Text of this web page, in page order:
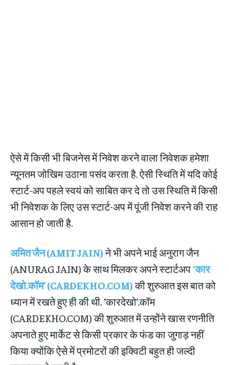
ऐसे में किसी भी बिजनेस में निवेश करने वाला निवेशक हमेशा
न्यूनतम जोखिम उठाना पसंद करता है. ऐसी स्थिति में यदि कोई
स्टार्ट-अप पहले स्वयं को साबित कर दे तो उस स्थिति में किसी
भी निवेशक के लिए उस स्टार्ट-अप में पूंजी निवेश करने की राह
आसान हो जाती है.
अमित जैन (AMIT JAIN)ने भी अपने भाई अनुराग जैन
(ANURAG JAIN) के साथ मिलकर अपने स्टार्टअप ‘कार
देखो.कॉम’ (CARDEKHO.COM)की शुरुआत इस बात को
ध्यान में रखते हुए ही की थी. ‘कारदेखो’.कॉम
(CARDEKHO.COM) की शुरुआत में उन्होंने खास रणनीति
अपनाते हुए मार्केट से किसी प्रकार के फंड का जुगाड़ नहीं
किया क्योंकि ऐसे में प्रमोटरों की इक्विटी बहुत ही जल्दी